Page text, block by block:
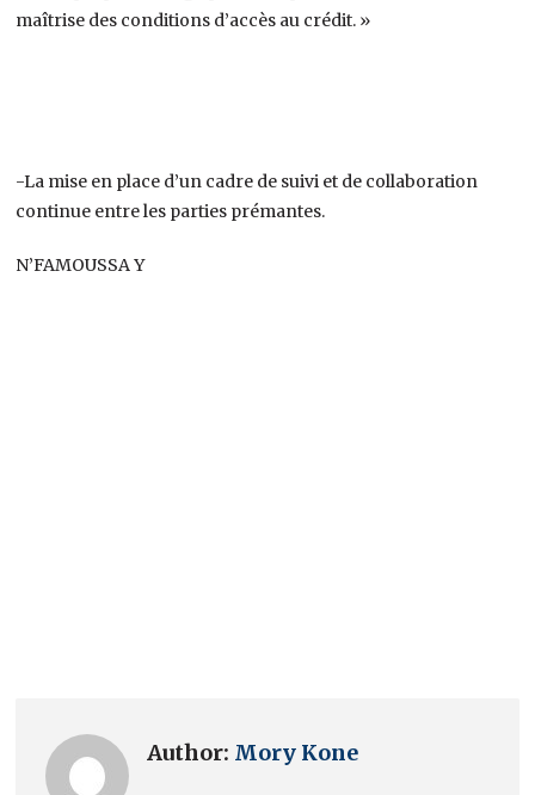
maîtrise des conditions d’accès au crédit. »
-La mise en place d’un cadre de suivi et de collaboration
continue entre les parties prémantes.
N’FAMOUSSA Y
Author: Mory Kone